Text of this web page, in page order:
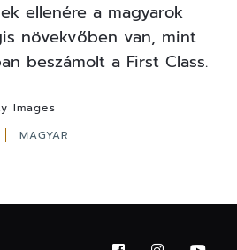
ellenére a magyarok
növekvőben van, mint
beszámolt a First Class.
Images
MAGYAR